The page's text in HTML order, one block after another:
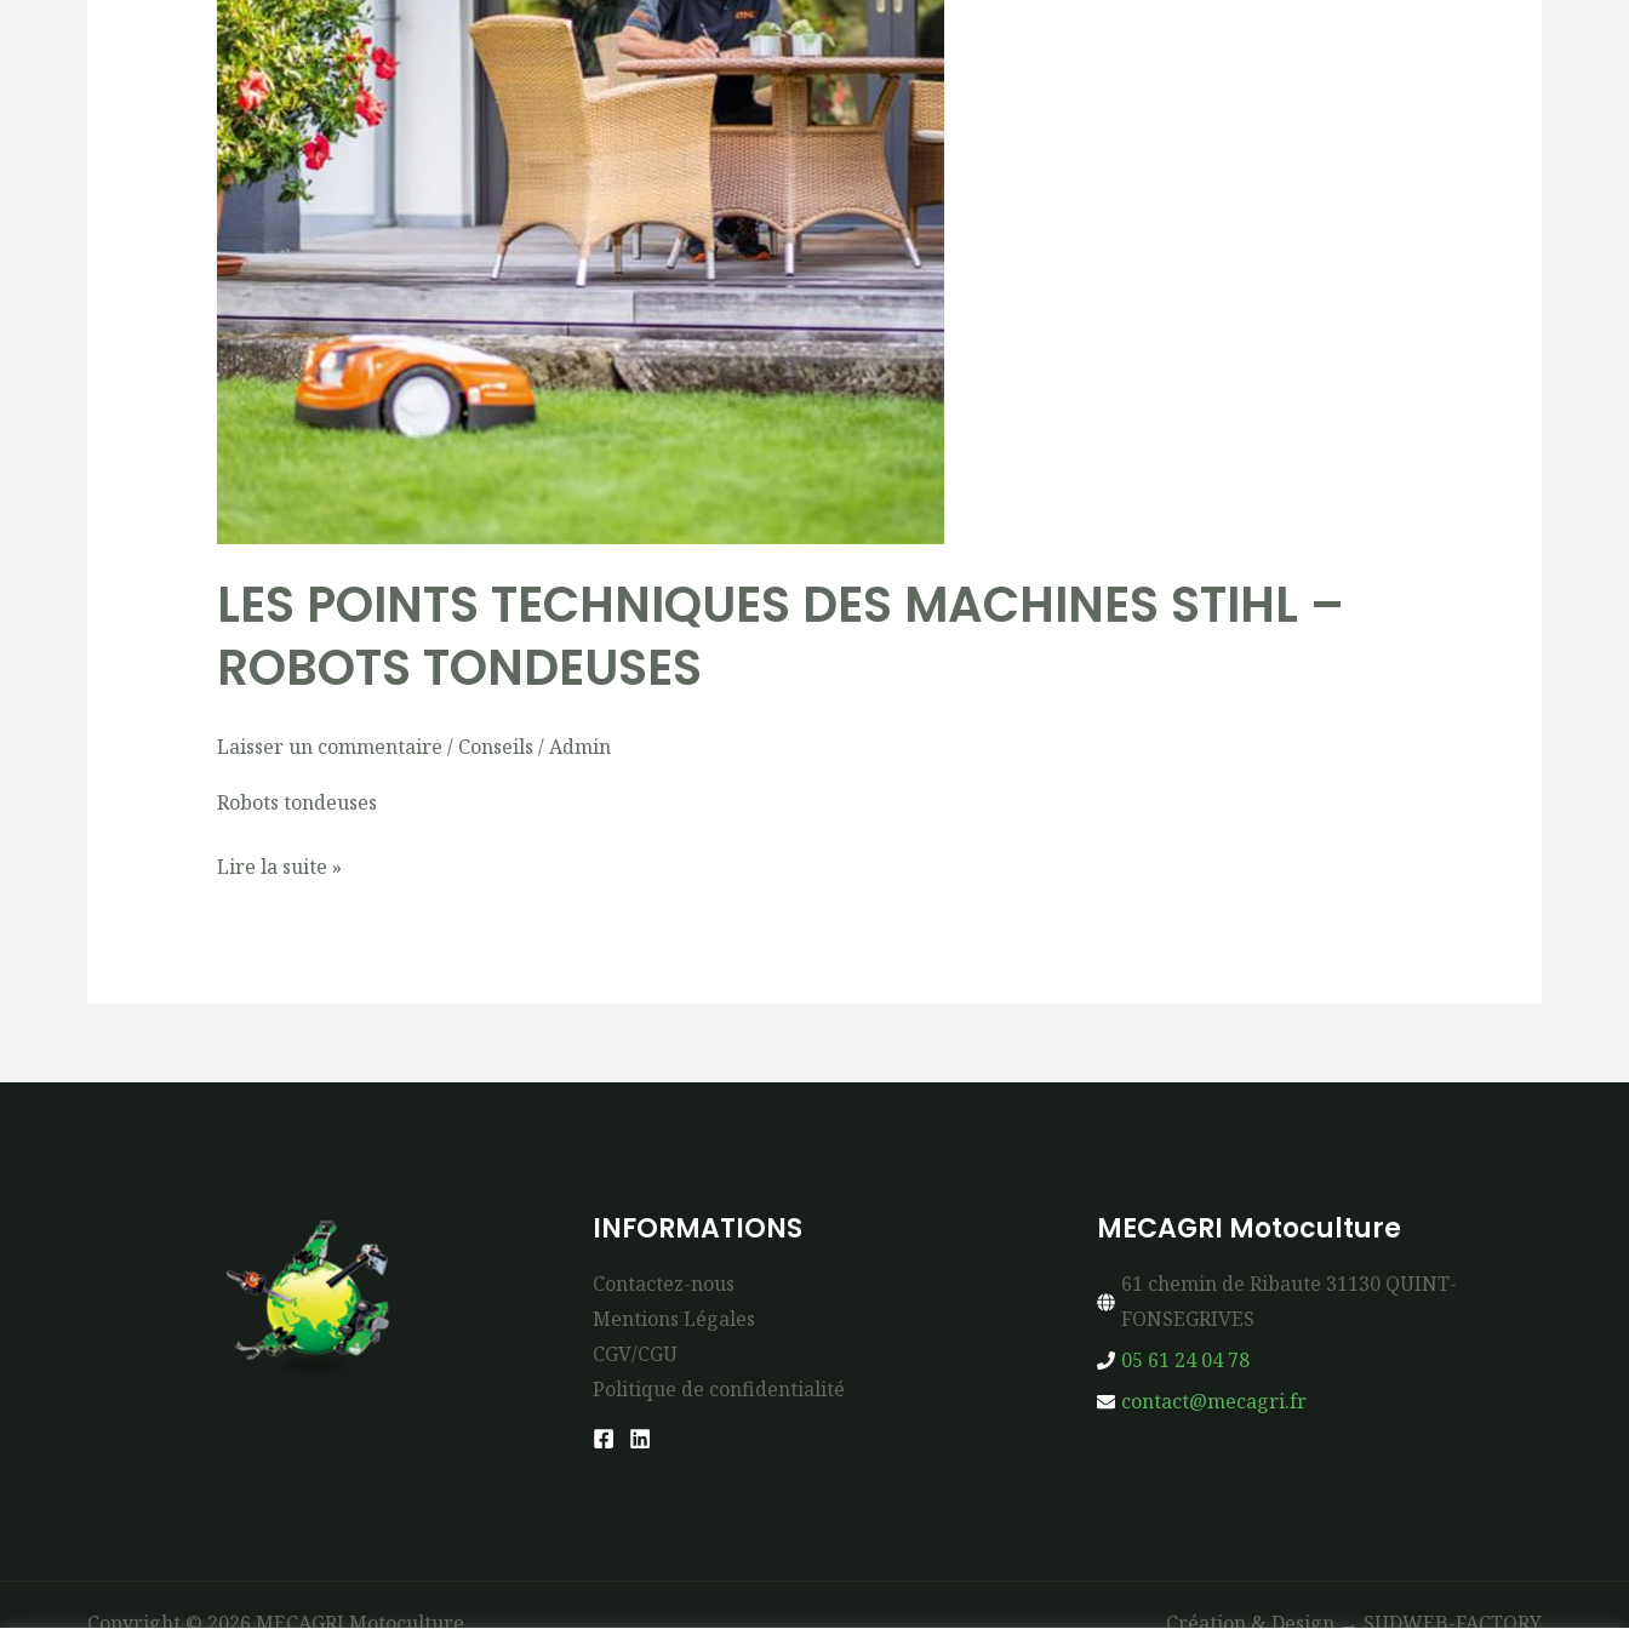
LES POINTS TECHNIQUES DES MACHINES STIHL –
ROBOTS TONDEUSES
Laisser un commentaire / Conseils /Admin
Robots tondeuses
STIHL
–
ROBOTS
TONDEUSES
Lire la suite »
INFORMATIONS
Contactez-nous
Mentions Légales
CGV/CGU
Politique de confidentialité
MECAGRI Motoculture
61 chemin de Ribaute 31130 QUINT-
FONSEGRIVES
05 61 24 04 78
contact@mecagri.fr
Copyright © 2026 MECAGRI Motoculture Création & Design →SUDWEB-FACTORY